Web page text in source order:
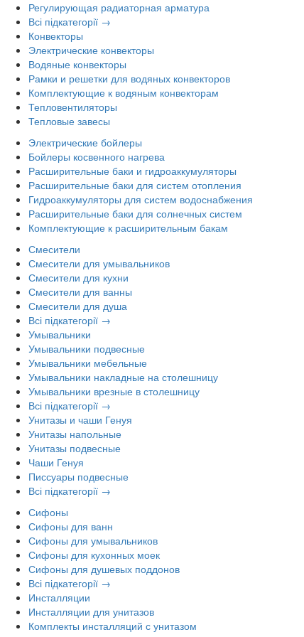
Регулирующая радиаторная арматура
Всі підкатегорії →
Конвекторы
Электрические конвекторы
Водяные конвекторы
Рамки и решетки для водяных конвекторов
Комплектующие к водяным конвекторам
Тепловентиляторы
Тепловые завесы
Электрические бойлеры
Бойлеры косвенного нагрева
Расширительные баки и гидроаккумуляторы
Расширительные баки для систем отопления
Гидроаккумуляторы для систем водоснабжения
Расширительные баки для солнечных систем
Комплектующие к расширительным бакам
Смесители
Смесители для умывальников
Смесители для кухни
Смесители для ванны
Смесители для душа
Всі підкатегорії →
Умывальники
Умывальники подвесные
Умывальники мебельные
Умывальники накладные на столешницу
Умывальники врезные в столешницу
Всі підкатегорії →
Унитазы и чаши Генуя
Унитазы напольные
Унитазы подвесные
Чаши Генуя
Писсуары подвесные
Всі підкатегорії →
Сифоны
Сифоны для ванн
Сифоны для умывальников
Сифоны для кухонных моек
Сифоны для душевых поддонов
Всі підкатегорії →
Инсталляции
Инсталляции для унитазов
Комплекты инсталляций с унитазом